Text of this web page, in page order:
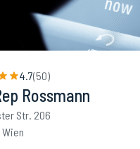
4.7(50)
Rossmann
Str. 206
Wien